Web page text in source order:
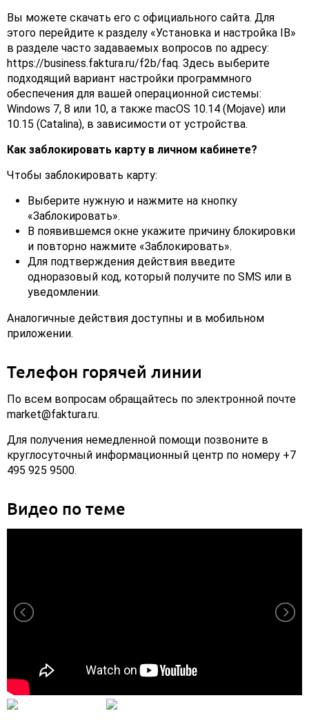
Вы можете скачать его с официального сайта. Для
этого перейдите к разделу «Установка и настройка IB»
в разделе часто задаваемых вопросов по адресу:
https://business.faktura.ru/f2b/faq. Здесь выберите
подходящий вариант настройки программного
обеспечения для вашей операционной системы:
Windows 7, 8 или 10, а также macOS 10.14 (Mojave) или
10.15 (Catalina), в зависимости от устройства.
Как заблокировать карту в личном кабинете?
Чтобы заблокировать карту:
Выберите нужную и нажмите на кнопку
«Заблокировать».
В появившемся окне укажите причину блокировки
и повторно нажмите «Заблокировать».
Для подтверждения действия введите
одноразовый код, который получите по SMS или в
уведомлении.
Аналогичные действия доступны и в мобильном
приложении.
Телефон горячей линии
По всем вопросам обращайтесь по электронной почте
market@faktura.ru.
Для получения немедленной помощи позвоните в
круглосуточный информационный центр по номеру +7
495 925 9500.
Видео по теме